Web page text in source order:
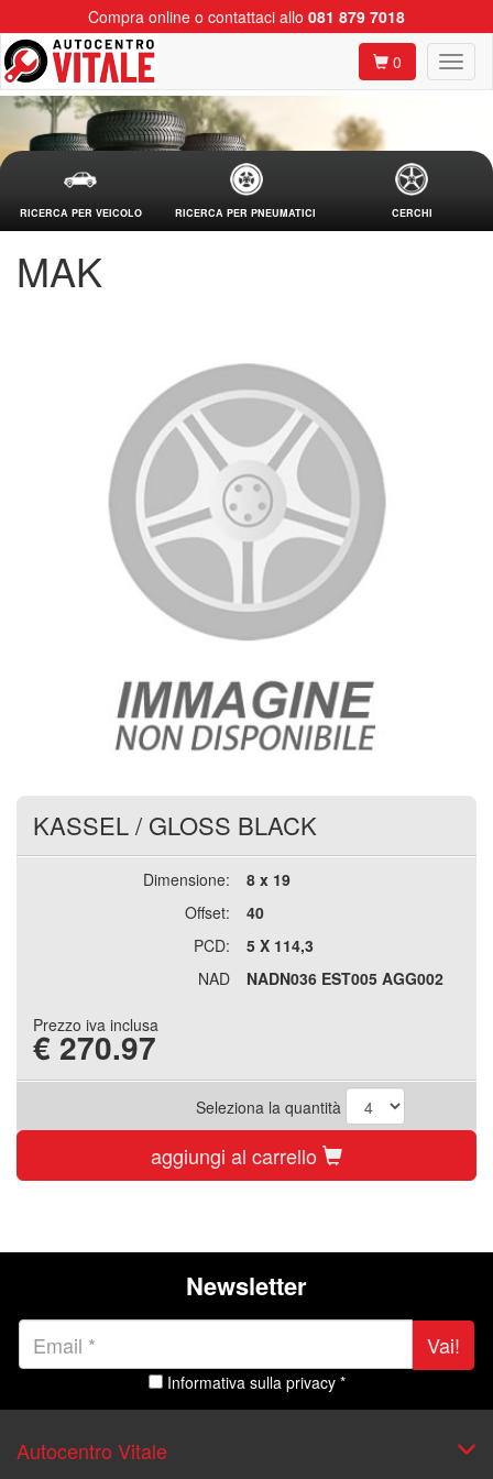
Compra online o contattaci allo 081 879 7018
0
RICERCA PER VEICOLO RICERCA PER PNEUMATICI CERCHI
MAK
KASSEL/ GLOSS BLACK
Dimensione:
8 x 19
Offset:
40
PCD:
5 X 114,3
NAD
NADN036 EST005 AGG002
Prezzo iva inclusa
€ 270.97
Seleziona la quantità
aggiungi al carrello
Newsletter
Vai!
Informativa sulla privacy *
Autocentro Vitale